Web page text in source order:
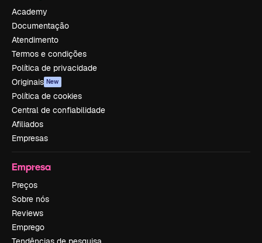
Academy
Documentação
Atendimento
Termos e condições
Política de privacidade
Originais New
Política de cookies
Central de confiabilidade
Afiliados
Empresas
Empresa
Preços
Sobre nós
Reviews
Emprego